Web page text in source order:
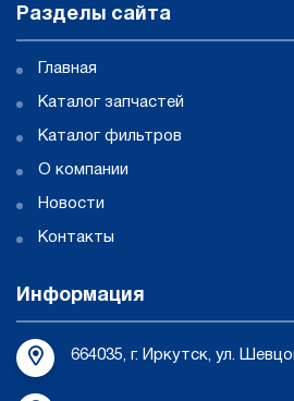
Разделы сайта
Главная
Каталог запчастей
Каталог фильтров
О компании
Новости
Контакты
Информация
664035, г. Иркутск, ул.